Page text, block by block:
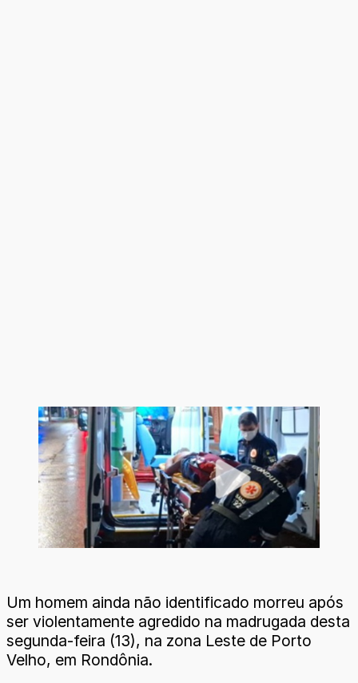
Um homem ainda não identificado morreu após
ser violentamente agredido na madrugada desta
segunda-feira (13), na zona Leste de Porto
Velho, em Rondônia.